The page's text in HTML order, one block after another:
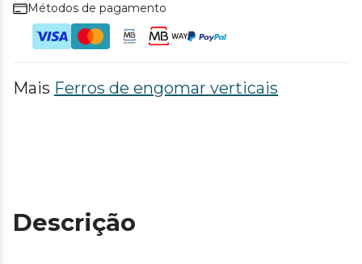
Métodos de pagamento
Mais Ferros de engomar verticais
Descrição